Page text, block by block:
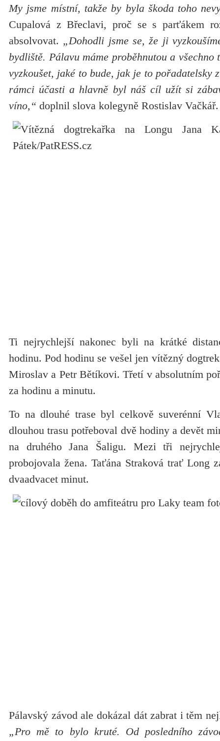
My jsme místní, takže by byla škoda toho
Cupalová z Břeclavi, proč se s parťákem
absolvovat. „Dohodli jsme se, že ji
bydliště. Pálavu máme proběhnutou a všechno
vyzkoušet, jaké to bude, jak je to pořadatelsky
rámci účasti a hlavně byl náš cíl užít si
víno,“ doplnil slova kolegyně Rostislav Vačkář.
Ti nejrychlejší nakonec byli na krátké
hodinu. Pod hodinu se vešel jen vítězný
Miroslav a Petr Bětíkovi. Třetí v absolutním
za hodinu a minutu.
To na dlouhé trase byl celkově suverénní
dlouhou trasu potřeboval dvě hodiny a devět
na druhého Jana Šaligu. Mezi tři
probojovala žena. Taťána Straková trať Long
dvaadvacet minut.
Pálavský závod ale dokázal dát zabrat i těm
„Pro mě to bylo kruté. Od posledního